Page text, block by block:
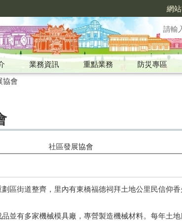
網
業務資訊 重點業務 防災專區
協會
社區發展協會
區街道整齊，里內有東橋福德祠拜土地公里民信仰
並有多家機械模具廠，專營製造機械材料。每年土